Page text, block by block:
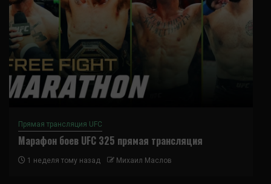
Прямая трансляция UFC
Марафон боев UFC 325 прямая трансляция
1 неделя тому назад Михаил Маслов